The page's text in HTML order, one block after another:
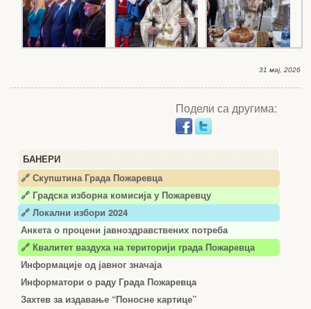
БАНЕРИ
🔗 Скупштина Града Пожаревца
🔗 Градска изборна комисија у Пожаревцу
🔗 Локални избори 2024
Анкета о процени јавноздравствених потреба
🔗 Квалитет ваздуха на територији града Пожаревца
Информације од јавног значаја
Информатори о раду Града Пожаревца
Захтев за издавање “Поносне картице”
31 мај, 2026
Подели са другима: